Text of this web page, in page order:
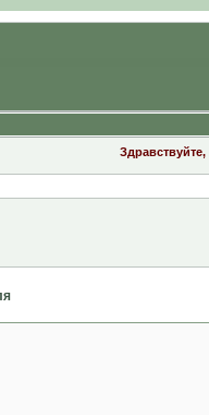
Здравствуйте,